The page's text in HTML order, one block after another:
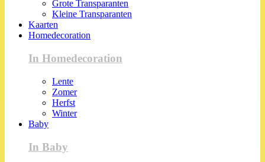
Grote Transparanten
Kleine Transparanten
Kaarten
Homedecoration
In Homedecoration
Lente
Zomer
Herfst
Winter
Baby
In Baby